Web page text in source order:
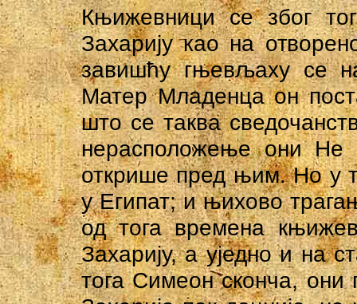
Књижевници се због
Захарију као на
завишћу гњевљаху се
Матер Младенца он
што се таква
нерасположење они Не
открише пред њим. Но у
у Египат; и њихово
од тога времена
Захарију, а уједно и на
тога Симеон сконча, они